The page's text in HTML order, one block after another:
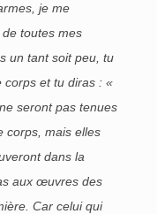
je me
toutes mes
un tant soit peu, tu
corps et tu diras : «
seront pas tenues
corps, mais elles
dans la
aux œuvres des
Car celui qui